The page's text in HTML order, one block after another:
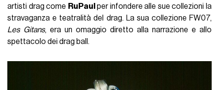
artisti drag come RuPaul per infondere alle sue collezioni la
stravaganza e teatralità del drag. La sua collezione FW07,
Les Gitans, era un omaggio diretto alla narrazione e allo
spettacolo dei drag ball.